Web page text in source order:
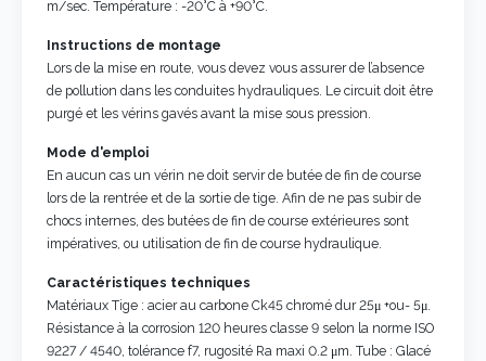
m/sec. Température : -20°C à +90°C.
Instructions de montage
Lors de la mise en route, vous devez vous assurer de l’absence
de pollution dans les conduites hydrauliques. Le circuit doit être
purgé et les vérins gavés avant la mise sous pression.
Mode d'emploi
En aucun cas un vérin ne doit servir de butée de fin de course
lors de la rentrée et de la sortie de tige. Afin de ne pas subir de
chocs internes, des butées de fin de course extérieures sont
impératives, ou utilisation de fin de course hydraulique.
Caractéristiques techniques
Matériaux Tige : acier au carbone Ck45 chromé dur 25μ +ou- 5μ.
Résistance à la corrosion 120 heures classe 9 selon la norme ISO
9227 / 4540, tolérance f7, rugosité Ra maxi 0.2 μm. Tube : Glacé